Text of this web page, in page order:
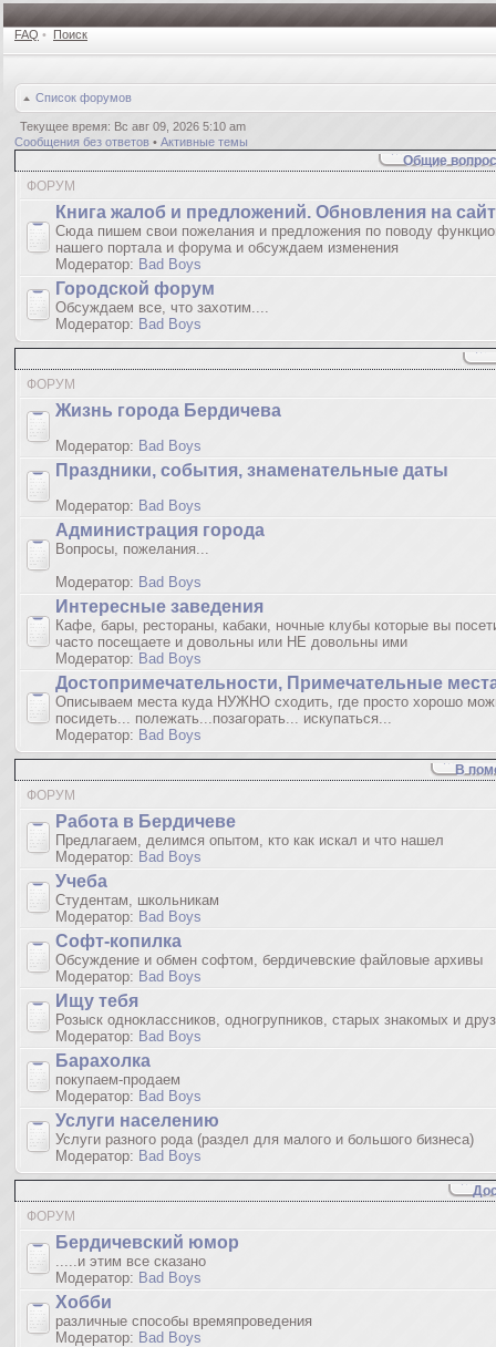
FAQ • Поиск
Список форумов
Текущее время: Вс авг 09, 2026 5:10 am
Сообщения без ответов • Активные темы
Общие
ФОРУМ
Книгa жалoб и пpедлoжeний. Обновления на
Сюда пишем свои пожелания и предложения по поводу
нашего портала и форума и обсуждаем изменения
Модератор: Bad Boys
Городской форум
Обсуждаем все, что захотим....
Модератор: Bad Boys
ФОРУМ
Жизнь города Бердичева
Модератор: Bad Boys
Праздники, события, знаменательные даты
Модератор: Bad Boys
Администрация города
Вопросы, пожелания...
Модератор: Bad Boys
Интересные заведения
Кафе, бары, рестораны, кабаки, ночные клубы которые вы
часто посещаете и довольны или НЕ довольны ими
Модератор: Bad Boys
Достопримечательности, Примечательные
Описываем места куда НУЖНО сходить, где просто хорошо
посидеть... полежать...позагорать... искупаться...
Модератор: Bad Boys
В
ФОРУМ
Работа в Бердичеве
Предлагаем, делимся опытом, кто как искал и что нашел
Модератор: Bad Boys
Учеба
Студентам, школьникам
Модератор: Bad Boys
Софт-копилка
Обсуждение и обмен софтом, бердичевские файловые архивы
Модератор: Bad Boys
Ищу тебя
Розыск одноклассников, одногрупников, старых знакомых и
Модератор: Bad Boys
Барахолка
покупаем-продаем
Модератор: Bad Boys
Услуги населению
Услуги разного рода (раздел для малого и большого бизнеса)
Модератор: Bad Boys
ФОРУМ
Бердичевский юмop
.....и этим все сказано
Модератор: Bad Boys
Хобби
различные способы времяпроведения
Модератор: Bad Boys